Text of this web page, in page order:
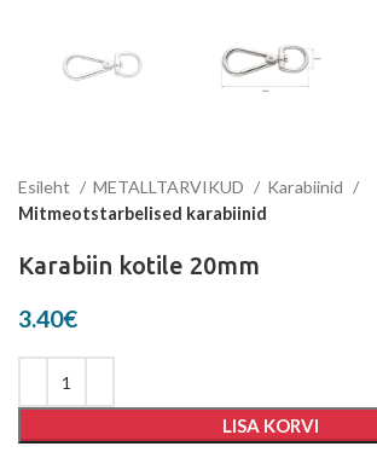
Esileht METALLTARVIKUD
Karabiinid
Mitmeotstarbelised karabiinid
Karabiin kotile 20mm
3.40€
LISA KORVI